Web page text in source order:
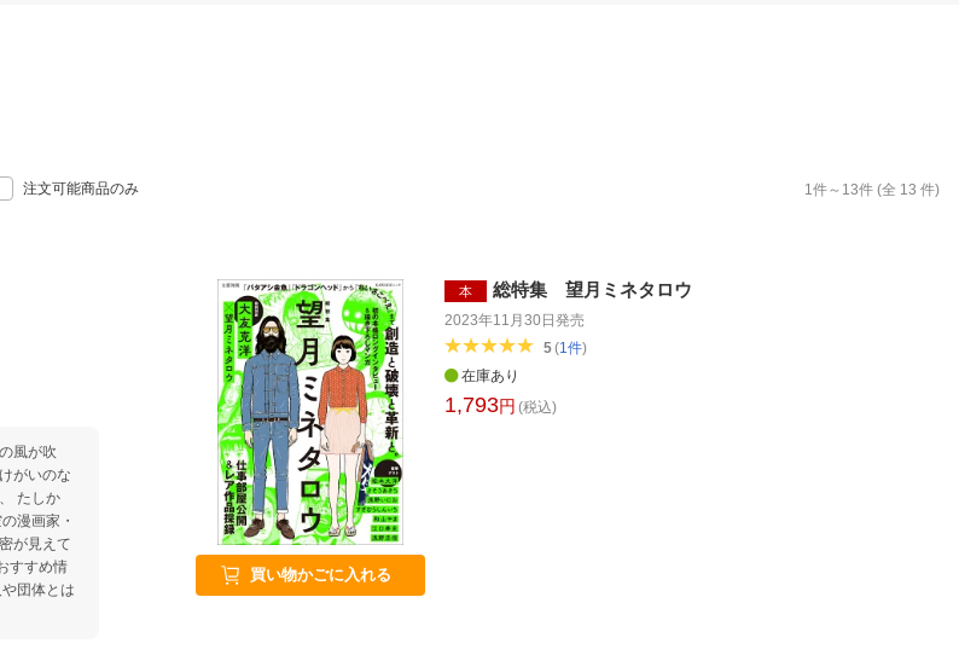
注文可能商品のみ 1 件～ 13件 (全 13 件)
がいのな
が見えて
買い物かごに入れる
本 総特集 望月ミネタロウ
2023年11月30日発売
5(1 件)
在庫あり
1,793円 (税込)